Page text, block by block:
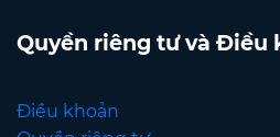
Quyền riêng tư và Điều
Điều khoản